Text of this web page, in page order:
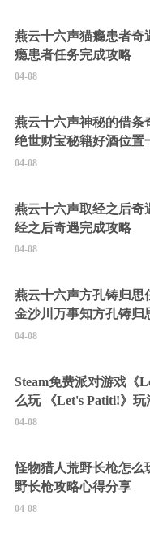
燕云十六声猫瘾患者奇
瘾患者任务完成攻略
04-08
燕云十六声神秘的借条
绝世财宝秘籍好酒位置
04-08
燕云十六声取经之后奇
经之后奇遇完成攻略
04-08
燕云十六声方孔铸归思
金沙川万事知方孔铸归
04-08
Steam免费派对游戏《
么玩 《Let's Patiti!》玩
04-08
怪物猎人荒野长枪怎么
野长枪攻略心得分享
04-08